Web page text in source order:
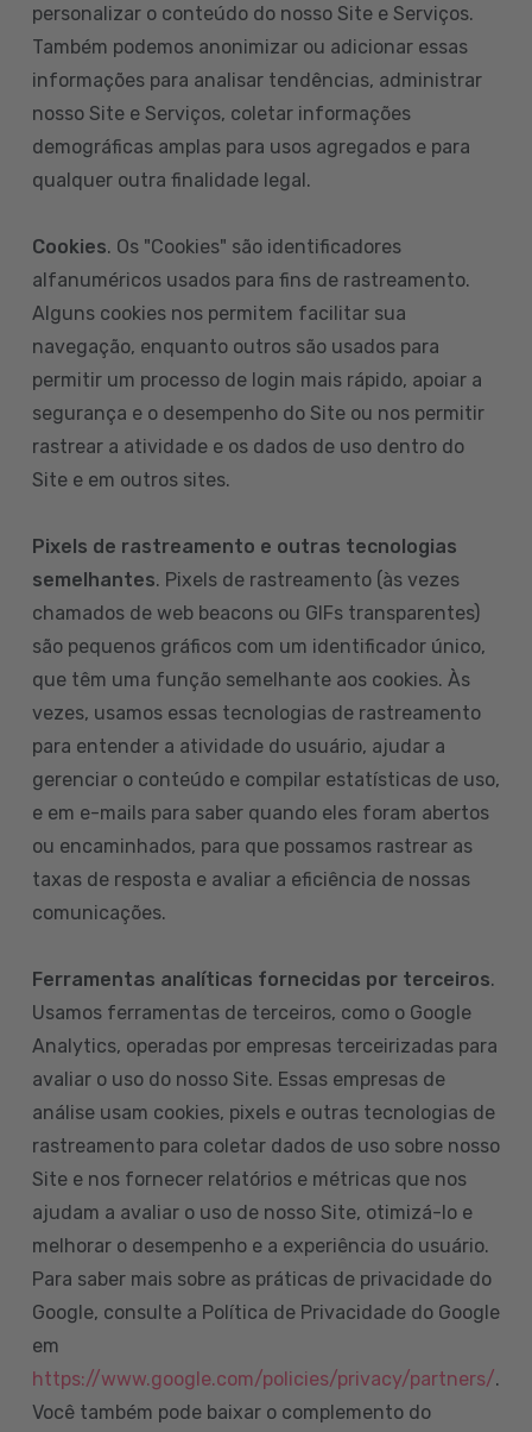
personalizar o conteúdo do nosso Site e Serviços.
Também podemos anonimizar ou adicionar essas
informações para analisar tendências, administrar
nosso Site e Serviços, coletar informações
demográficas amplas para usos agregados e para
qualquer outra finalidade legal.
Cookies. Os "Cookies" são identificadores
alfanuméricos usados para fins de rastreamento.
Alguns cookies nos permitem facilitar sua
navegação, enquanto outros são usados para
permitir um processo de login mais rápido, apoiar a
segurança e o desempenho do Site ou nos permitir
rastrear a atividade e os dados de uso dentro do
Site e em outros sites.
Pixels de rastreamento e outras tecnologias
semelhantes. Pixels de rastreamento (às vezes
chamados de web beacons ou GIFs transparentes)
são pequenos gráficos com um identificador único,
que têm uma função semelhante aos cookies. Às
vezes, usamos essas tecnologias de rastreamento
para entender a atividade do usuário, ajudar a
gerenciar o conteúdo e compilar estatísticas de uso,
e em e-mails para saber quando eles foram abertos
ou encaminhados, para que possamos rastrear as
taxas de resposta e avaliar a eficiência de nossas
comunicações.
Ferramentas analíticas fornecidas por terceiros.
Usamos ferramentas de terceiros, como o Google
Analytics, operadas por empresas terceirizadas para
avaliar o uso do nosso Site. Essas empresas de
análise usam cookies, pixels e outras tecnologias de
rastreamento para coletar dados de uso sobre nosso
Site e nos fornecer relatórios e métricas que nos
ajudam a avaliar o uso de nosso Site, otimizá-lo e
melhorar o desempenho e a experiência do usuário.
Para saber mais sobre as práticas de privacidade do
Google, consulte a Política de Privacidade do Google
em
https://www.google.com/policies/privacy/partners/.
Você também pode baixar o complemento do